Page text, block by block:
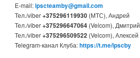
E-mail:ipscteamby@gmail.com
Тел./viber+375296119930 (МТС), Андрей
Тел./viber+375296647064 (Velcom), Дмитрий
Тел./viber+375296509522 (Velcom), Алексей
Telegram-канал Клуба:https://t.me/ipscby